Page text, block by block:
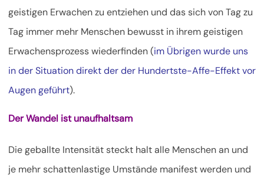
geistigen Erwachen zu entziehen und das sich von Tag zu
Tag immer mehr Menschen bewusst in ihrem geistigen
Erwachensprozess wiederfinden (im Übrigen wurde uns
in der Situation direkt der der Hundertste-Affe-Effekt vor
Augen geführt).
Der Wandel ist unaufhaltsam
Die geballte Intensität steckt halt alle Menschen an und
je mehr schattenlastige Umstände manifest werden und